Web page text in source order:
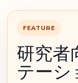
FEATURE
研究者
テーシ